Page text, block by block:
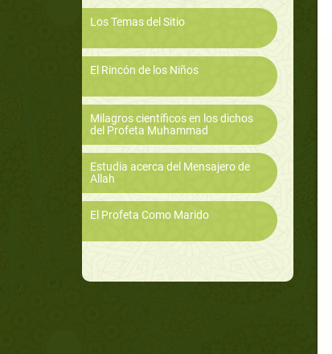
Los Temas del Sitio
El Rincón de los Niños
Milagros científicos en los dichos
del Profeta Muhammad
Estudia acerca del Mensajero de
Allah
El Profeta Como Marido